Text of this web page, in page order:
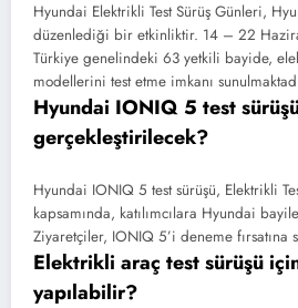
Hyundai Elektrikli Test Sürüş Günleri,
düzenlediği bir etkinliktir. 14 – 22
Türkiye genelindeki 63 yetkili bayide,
modellerini test etme imkanı
Hyundai IONIQ 5 test
gerçekleştirilecek?
Hyundai IONIQ 5 test sürüşü, Elektrikli
kapsamında, katılımcılara Hyundai
Ziyaretçiler, IONIQ 5’i deneme fırsatına
Elektrikli araç test sürüşü
yapılabilir?